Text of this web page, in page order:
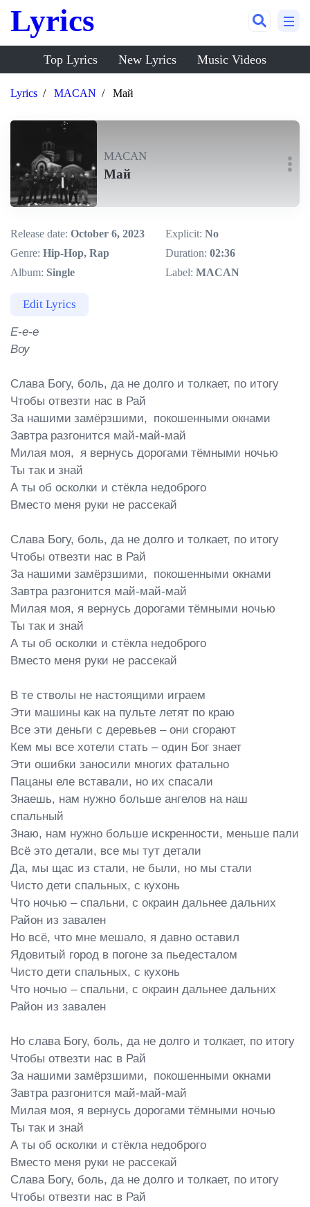
Lyrics
Top Lyrics New Lyrics Music Videos
Lyrics MACAN Май
MACAN
Май
Release date: October 6, 2023
Genre: Hip-Hop, Rap
Album: Single
Explicit: No
Duration: 02:36
Label: MACAN
Edit Lyrics
Е-е-е
Воу
Слава Богу, боль, да не долго и толкает, по итогу
Чтобы отвезти нас в Рай
За нашими замёрзшими,  покошенными окнами
Завтра разгонится май-май-май
Милая моя,  я вернусь дорогами тёмными ночью
Ты так и знай
А ты об осколки и стёкла недоброго
Вместо меня руки не рассекай
Слава Богу, боль, да не долго и толкает, по итогу
Чтобы отвезти нас в Рай
За нашими замёрзшими,  покошенными окнами
Завтра разгонится май-май-май
Милая моя, я вернусь дорогами тёмными ночью
Ты так и знай
А ты об осколки и стёкла недоброго
Вместо меня руки не рассекай
В те стволы не настоящими играем
Эти машины как на пульте летят по краю
Все эти деньги с деревьев – они сгорают
Кем мы все хотели стать – один Бог знает
Эти ошибки заносили многих фатально
Пацаны еле вставали, но их спасали
Знаешь, нам нужно больше ангелов на наш
спальный
Знаю, нам нужно больше искренности, меньше пали
Всё это детали, все мы тут детали
Да, мы щас из стали, не были, но мы стали
Чисто дети спальных, с кухонь
Что ночью – спальни, с окраин дальнее дальних
Район из завален
Но всё, что мне мешало, я давно оставил
Ядовитый город в погоне за пьедесталом
Чисто дети спальных, с кухонь
Что ночью – спальни, с окраин дальнее дальних
Район из завален
Но слава Богу, боль, да не долго и толкает, по итогу
Чтобы отвезти нас в Рай
За нашими замёрзшими,  покошенными окнами
Завтра разгонится май-май-май
Милая моя, я вернусь дорогами тёмными ночью
Ты так и знай
А ты об осколки и стёкла недоброго
Вместо меня руки не рассекай
Слава Богу, боль, да не долго и толкает, по итогу
Чтобы отвезти нас в Рай